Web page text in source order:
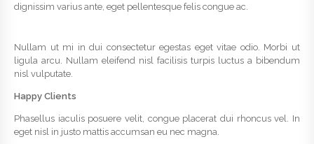
dignissim varius ante, eget pellentesque felis congue ac.
Nullam ut mi in dui consectetur egestas eget vitae odio. Morbi ut
ligula arcu. Nullam eleifend nisl facilisis turpis luctus a bibendum
nisl vulputate.
Happy Clients
Phasellus iaculis posuere velit, congue placerat dui rhoncus vel. In
eget nisl in justo mattis accumsan eu nec magna.